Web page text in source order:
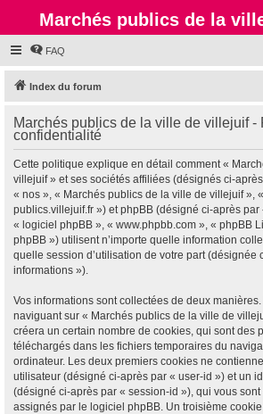
Marchés publics de la
FAQ
Index du forum
Marchés publics de la ville de villejuif -
confidentialité
Cette politique explique en détail comment «
villejuif » et ses sociétés affiliées (désignés ci-
« nos », « Marchés publics de la ville de villejuif »,
publics.villejuif.fr ») et phpBB (désigné ci-après par
« logiciel phpBB », « www.phpbb.com », « phpBB
phpBB ») utilisent n’importe quelle information
quelle session d’utilisation de votre part (désignée
informations »).
Vos informations sont collectées de deux
naviguant sur « Marchés publics de la ville de
créera un certain nombre de cookies, qui sont des
téléchargés dans les fichiers temporaires du
ordinateur. Les deux premiers cookies ne
utilisateur (désigné ci-après par « user-id ») et un
(désigné ci-après par « session-id »), qui vous
assignés par le logiciel phpBB. Un troisième